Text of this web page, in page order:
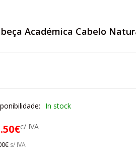
Académica Cabelo
In stock
€c/ IVA
€ s/ IVA